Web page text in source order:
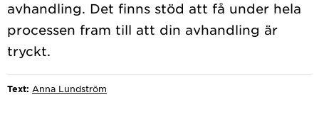
avhandling. Det finns stöd att få under hela
processen fram till att din avhandling är
Text: Anna Lundström